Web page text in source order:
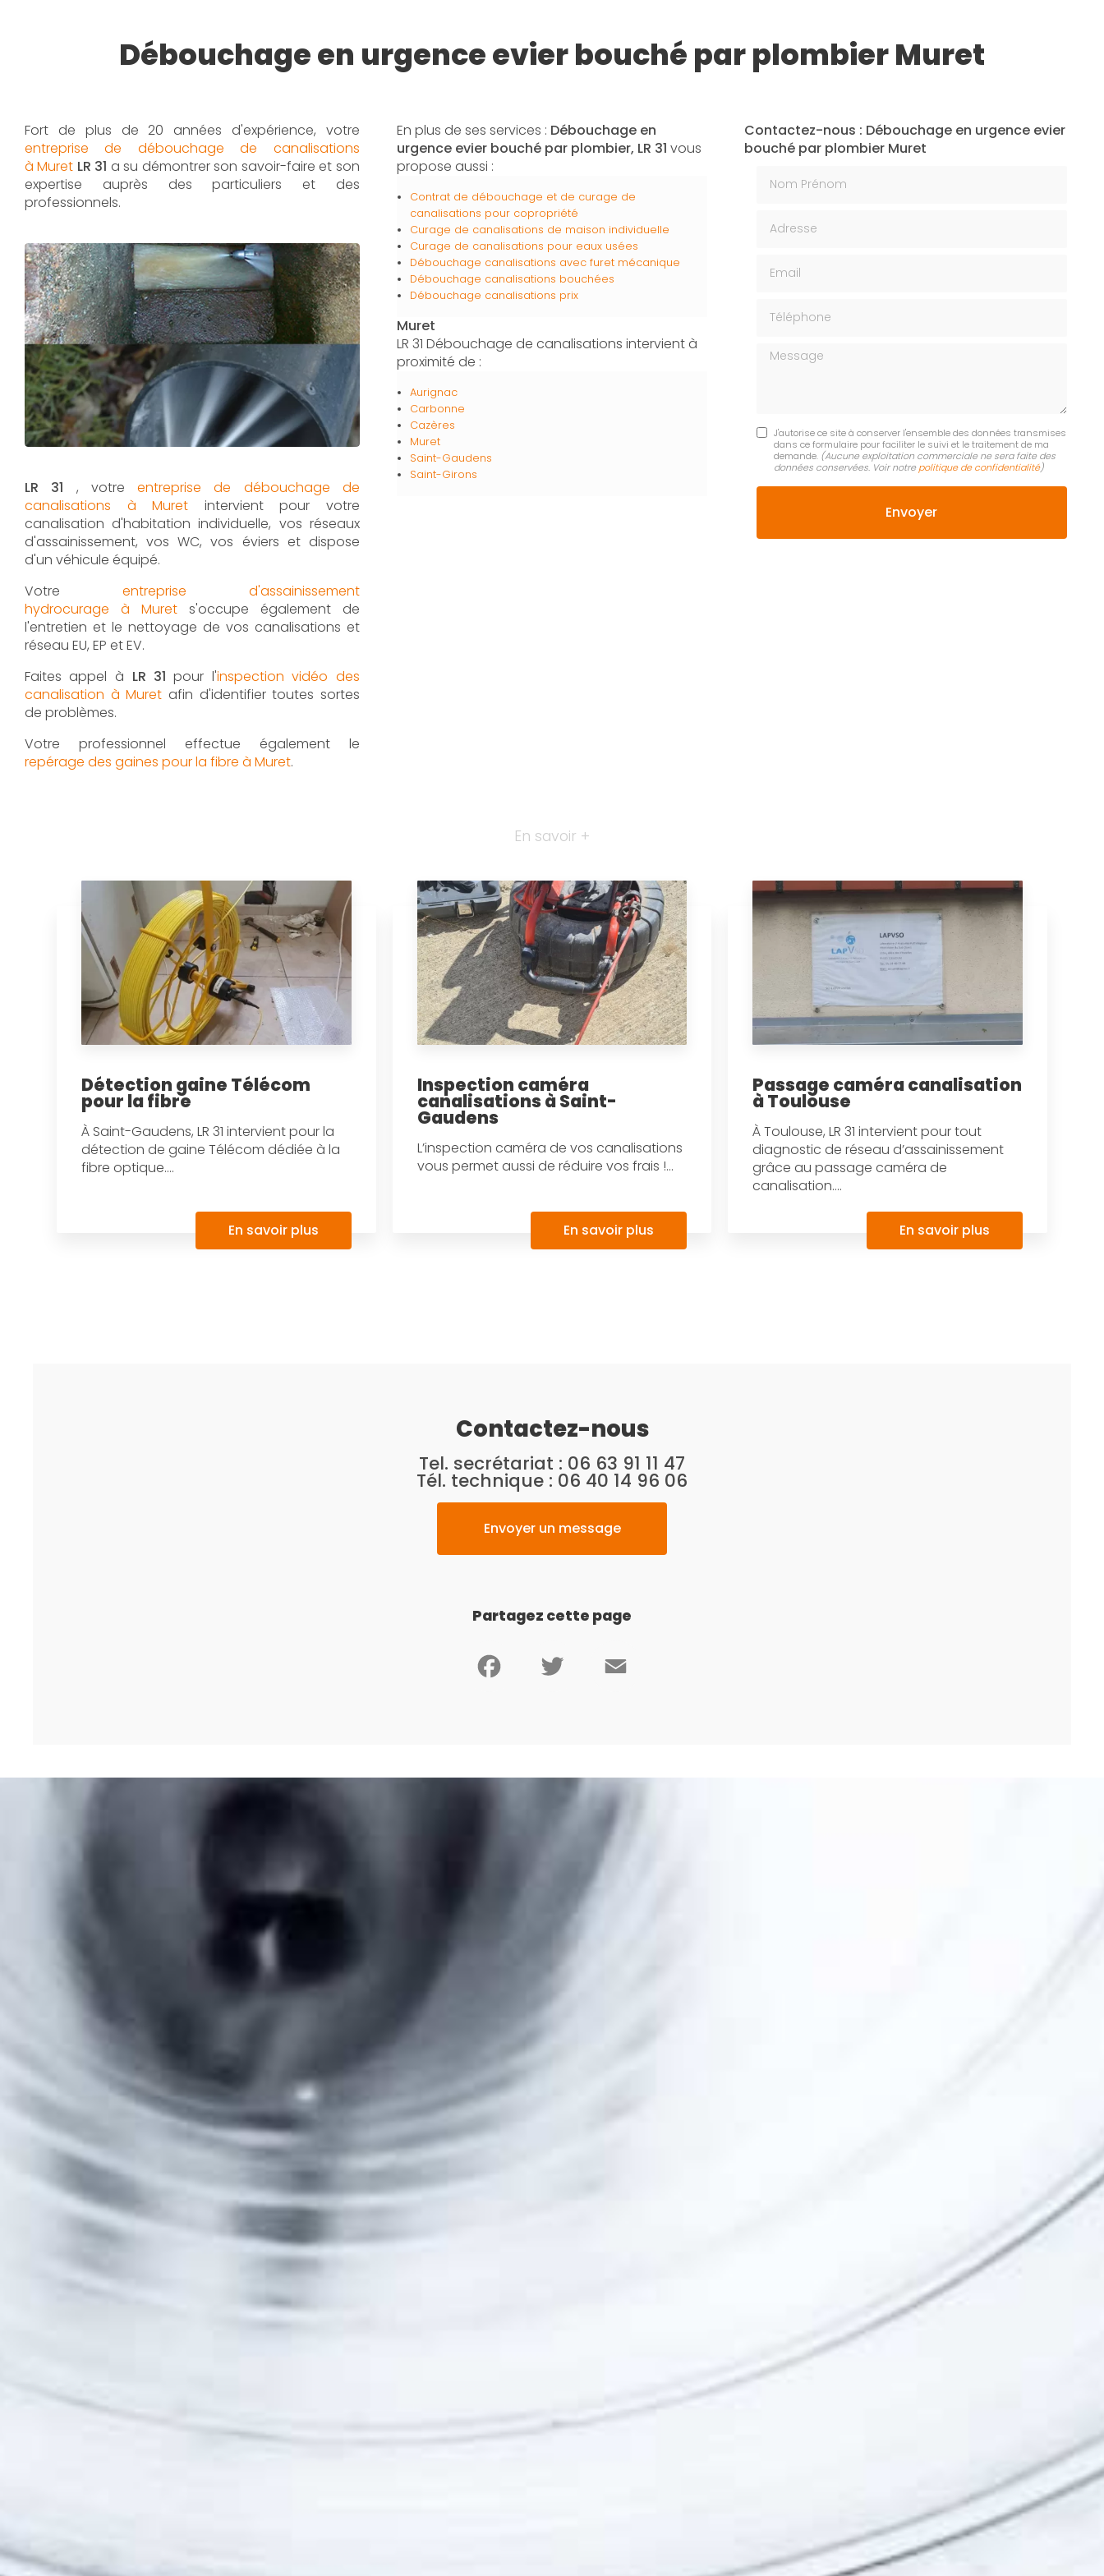
Débouchage en urgence evier bouché par plombier Muret
Fort de plus de 20 années d'expérience, votre
entreprise de débouchage de canalisations
à Muret LR 31 a su démontrer son savoir-faire et son
expertise auprès des particuliers et des
professionnels.
LR 31 , votreentreprise de débouchage de
canalisations à Muret intervient pour votre
canalisation d'habitation individuelle, vos réseaux
d'assainissement, vos WC, vos éviers et dispose
d'un véhicule équipé.
Votre entreprise d'assainissement
hydrocurage à Muret s'occupe également de
l'entretien et le nettoyage de vos canalisations et
réseau EU, EP et EV.
Faites appel à LR 31 pour l'inspection vidéo des
canalisation à Muret afin d'identifier toutes sortes
de problèmes.
Votre professionnel effectue également le
repérage des gaines pour la fibre à Muret.
En plus de ses services : Débouchage en
urgence evier bouché par plombier, LR 31 vous
propose aussi :
Contrat de débouchage et de curage de
canalisations pour copropriété
Curage de canalisations de maison individuelle
Curage de canalisations pour eaux usées
Débouchage canalisations avec furet mécanique
Débouchage canalisations bouchées
Débouchage canalisations prix
Muret
LR 31 Débouchage de canalisations intervient à
proximité de :
Aurignac
Carbonne
Cazères
Muret
Saint-Gaudens
Saint-Girons
Contactez-nous : Débouchage en urgence evier
bouché par plombier Muret
Message
J'autorise ce site à conserver l'ensemble des données transmises
dans ce formulaire pour faciliter le suivi et le traitement de ma
demande. (Aucune exploitation commerciale ne sera faite des
données conservées. Voir notre politique de confidentialité)
En savoir +
Détection gaine Télécom
pour la fibre
À Saint-Gaudens, LR 31 intervient pour la
détection de gaine Télécom dédiée à la
fibre optique....
En savoir plus
Inspection caméra
canalisations à Saint-
Gaudens
L’inspection caméra de vos canalisations
vous permet aussi de réduire vos frais !...
En savoir plus
Passage caméra canalisation
à Toulouse
À Toulouse, LR 31 intervient pour tout
diagnostic de réseau d’assainissement
grâce au passage caméra de
canalisation....
En savoir plus
Contactez-nous
Tel. secrétariat : 06 63 91 11 47
Tél. technique : 06 40 14 96 06
Envoyer un message
Partagez cette page